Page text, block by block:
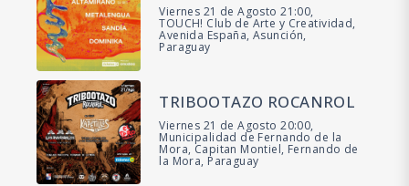
Viernes 21 de Agosto 21:00,
TOUCH! Club de Arte y Creatividad,
Avenida España, Asunción,
Paraguay
TRIBOOTAZO ROCANROL
Viernes 21 de Agosto 20:00,
Municipalidad de Fernando de la
Mora, Capitan Montiel, Fernando de
la Mora, Paraguay